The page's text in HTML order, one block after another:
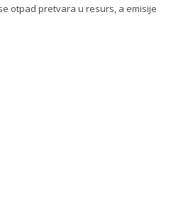
otpad pretvara u resurs, a emisije